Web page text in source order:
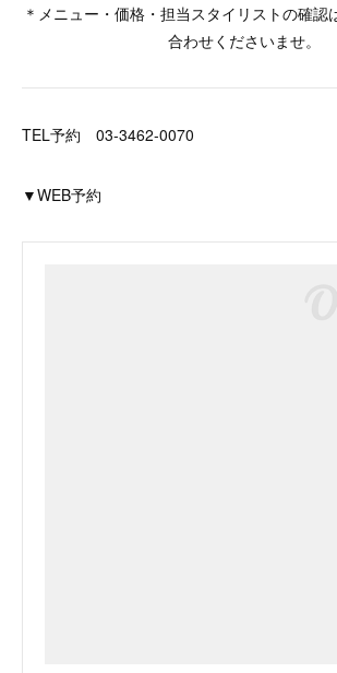
＊メニュー・価格・担当スタイリストの確認
合わせくださいませ。
TEL予約 03-3462-0070
▼WEB予約